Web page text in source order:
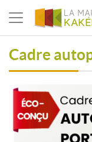
Cadre